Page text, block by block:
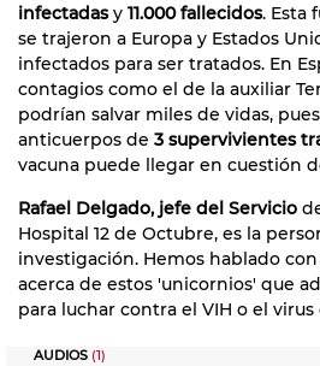
infectadasy 11.000 fallecidos. Esta
se trajeron a Europa y Estados
infectados para ser tratados. En
contagios como el de la auxiliar
podrían salvar miles de vidas,
anticuerpos de 3 supervivientes
vacuna puede llegar en cuestión
Rafael Delgado, jefe del Servicio
Hospital 12 de Octubre, es la
investigación. Hemos hablado
acerca de estos 'unicornios' que
para luchar contra el VIH o el
AUDIOS (1)